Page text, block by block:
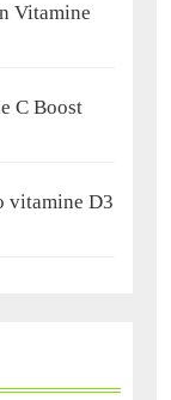
Vitamine
C Boost
vitamine D3